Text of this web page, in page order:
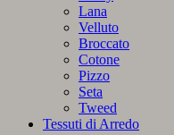
Lana
Velluto
Broccato
Cotone
Pizzo
Seta
Tweed
Tessuti di Arredo